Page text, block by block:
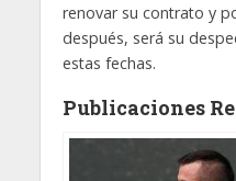
renovar su contrato y
después, será su
estas fechas.
Publicaciones